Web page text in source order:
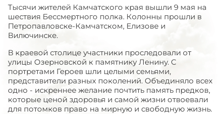
Тысячи жителей Камчатского края вышли 9 мая на
шествия Бессмертного полка. Колонны прошли в
Петропавловске-Камчатском, Елизове и
Вилючинске.
В краевой столице участники проследовали от
улицы Озерновской к памятнику Ленину. С
портретами Героев шли целыми семьями,
представители разных поколений. Объединяло всех
одно - искреннее желание почтить память предков,
которые ценой здоровья и самой жизни отвоевали
для потомков право на мирную и свободную жизнь.